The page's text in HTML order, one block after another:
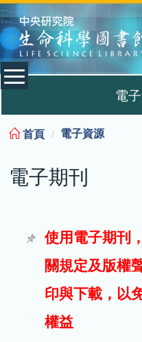
:::
電
電
首頁 電子資源
電子期刊
使用電子期刊
關規定及版權
印與下載，以
權益